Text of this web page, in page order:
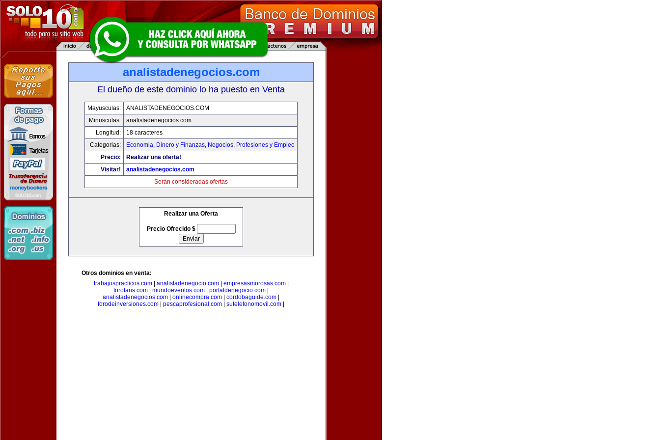
analistadenegocios.com
El dueño de este dominio lo ha puesto en Venta
Mayusculas:
ANALISTADENEGOCIOS.COM
Minusculas:
analistadenegocios.com
Longitud:
18 caracteres
Categorias:
Economia, Dinero y Finanzas, Negocios, Profesiones y Empleo
Precio:
Realizar una oferta!
Visitar!
analistadenegocios.com
Serán consideradas ofertas
Realizar una Oferta
Precio Ofrecido $
Otros dominios en venta:
trabajospracticos.com| analistadenegocio.com| empresasmorosas.com|
forofans.com
mundoeventos.com portaldenegocio.com
analistadenegocios.com
onlinecompra.com cordobaguide.com
forodeinversiones.com
pescaprofesional.com sutelefonomovil.com